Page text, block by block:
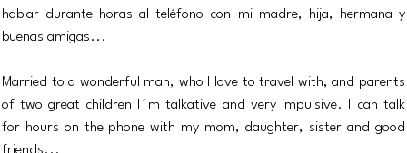
hablar durante horas al teléfono con mi madre, hija, hermana y
buenas amigas...
Married to a wonderful man, who I love to travel with, and parents
of two great children I´m talkative and very impulsive. I can talk
for hours on the phone with my mom, daughter, sister and good